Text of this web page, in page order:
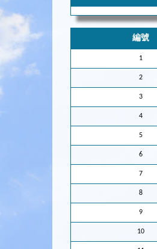
編號
1
2
3
4
5
6
7
8
9
10